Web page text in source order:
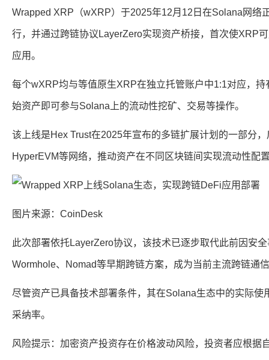
Wrapped XRP（wXRP）于2025年12月12日在Solana网络
行，并通过跨链协议LayerZero实现资产桥接，首次使XRP
应用。
每个wXRP均与等值原生XRP在独立托管账户中1:1对应，
始资产即可参与Solana上的流动性挖矿、交易等操作。
该上线是Hex Trust在2025年宣布的多链扩展计划的一部分
HyperEVM等网络，推动资产在不同区块链间实现流动性配
图片来源：CoinDesk
此次部署依托LayerZero协议，该技术已逐步取代此前因安
Wormhole、Nomad等早期跨链方案，成为当前主流跨链通
尽管资产已具备技术部署条件，其在Solana生态中的实际使
采纳率。
风险提示：加密资产投资存在价格波动风险，投资者应根据